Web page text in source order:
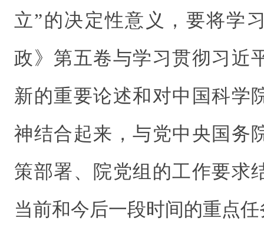
立”的决定性意义，要将学
政》第五卷与学习贯彻习近
新的重要论述和对中国科学
神结合起来，与党中央国务
策部署、院党组的工作要求
当前和今后一段时间的重点